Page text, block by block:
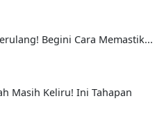
Begini Cara Memastik...
Masih Keliru! Ini Tahapan